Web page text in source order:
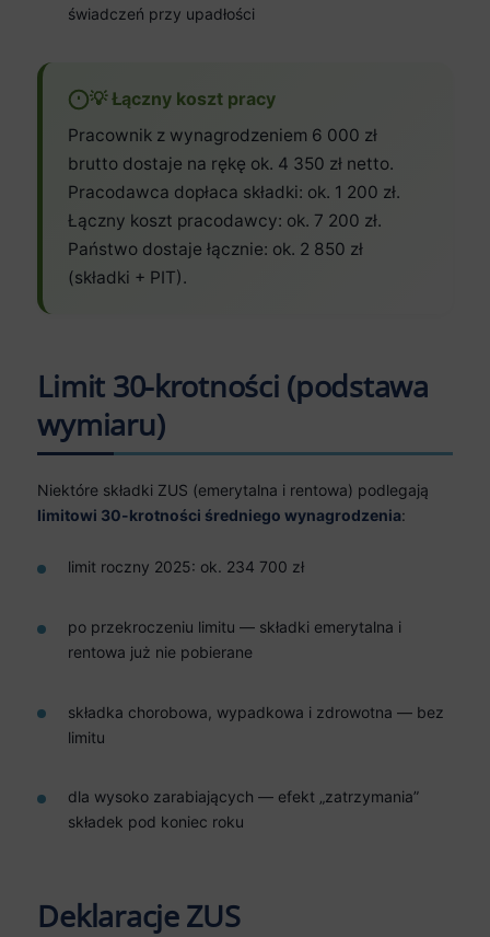
świadczeń przy upadłości
💡 Łączny koszt pracy
Pracownik z wynagrodzeniem 6 000 zł
brutto dostaje na rękę ok. 4 350 zł netto.
Pracodawca dopłaca składki: ok. 1 200 zł.
Łączny koszt pracodawcy: ok. 7 200 zł.
Państwo dostaje łącznie: ok. 2 850 zł
(składki + PIT).
Limit 30-krotności (podstawa
wymiaru)
Niektóre składki ZUS (emerytalna i rentowa) podlegają
limitowi 30-krotności średniego wynagrodzenia:
limit roczny 2025: ok. 234 700 zł
po przekroczeniu limitu — składki emerytalna i
rentowa już nie pobierane
składka chorobowa, wypadkowa i zdrowotna — bez
limitu
dla wysoko zarabiających — efekt „zatrzymania”
składek pod koniec roku
Deklaracje ZUS